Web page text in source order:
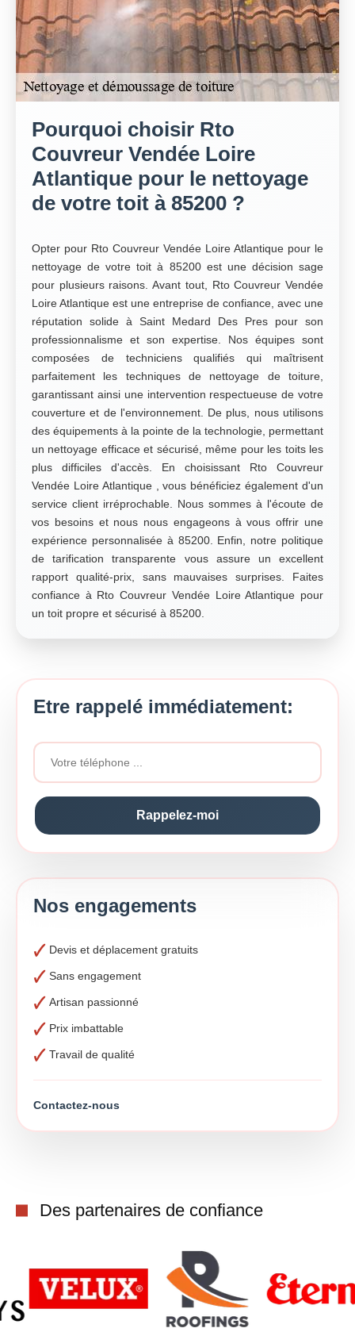
Pourquoi choisir Rto
Couvreur Vendée Loire
Atlantique pour le nettoyage
de votre toit à 85200 ?
Opter pour Rto Couvreur Vendée Loire Atlantique pour le
nettoyage de votre toit à 85200 est une décision sage
pour plusieurs raisons. Avant tout, Rto Couvreur Vendée
Loire Atlantique est une entreprise de confiance, avec une
réputation solide à Saint Medard Des Pres pour son
professionnalisme et son expertise. Nos équipes sont
composées de techniciens qualifiés qui maîtrisent
parfaitement les techniques de nettoyage de toiture,
garantissant ainsi une intervention respectueuse de votre
couverture et de l'environnement. De plus, nous utilisons
des équipements à la pointe de la technologie, permettant
un nettoyage efficace et sécurisé, même pour les toits les
plus difficiles d'accès. En choisissant Rto Couvreur
Vendée Loire Atlantique , vous bénéficiez également d'un
service client irréprochable. Nous sommes à l'écoute de
vos besoins et nous nous engageons à vous offrir une
expérience personnalisée à 85200. Enfin, notre politique
de tarification transparente vous assure un excellent
rapport qualité-prix, sans mauvaises surprises. Faites
confiance à Rto Couvreur Vendée Loire Atlantique pour
un toit propre et sécurisé à 85200.
Etre rappelé immédiatement:
Nos engagements
Devis et déplacement gratuits
Sans engagement
Artisan passionné
Prix imbattable
Travail de qualité
Contactez-nous
Des partenaires de confiance